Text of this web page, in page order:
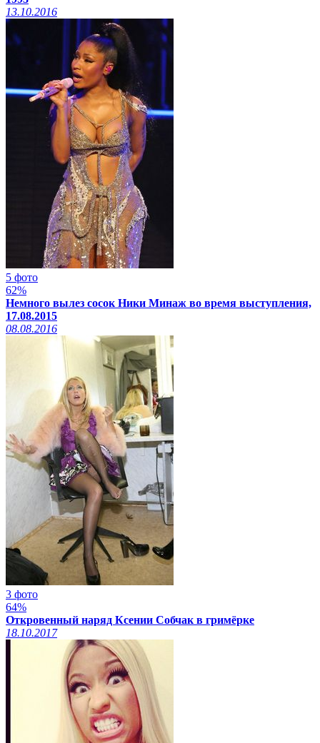
13.10.2016
5 фото
62%
Немного вылез сосок Ники Минаж во время выступления,
17.08.2015
08.08.2016
3 фото
64%
Откровенный наряд Ксении Собчак в гримёрке
18.10.2017